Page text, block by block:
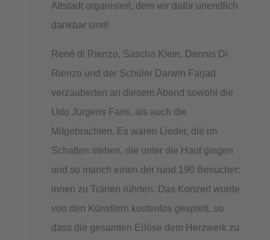
Altstadt organisiert, dem wir dafür unendlich
dankbar sind!
René di Rienzo, Sascha Klein, Dennis Di
Rienzo und der Schüler Darwin Farjad
verzauberten an diesem Abend sowohl die
Udo Jürgens Fans, als auch die
Mitgebrachten. Es waren Lieder, die im
Schatten stehen, die unter die Haut gingen
und so manch einen der rund 190 Besucher:
innen zu Tränen rührten. Das Konzert wurde
von den Künstlern kostenlos gespielt, so
dass die gesamten Erlöse dem Herzwerk zu